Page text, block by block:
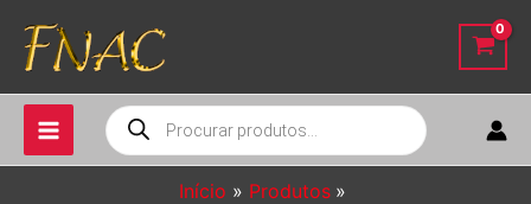
para
conteúdo
Pesquisar
produtos
Início
Produtos